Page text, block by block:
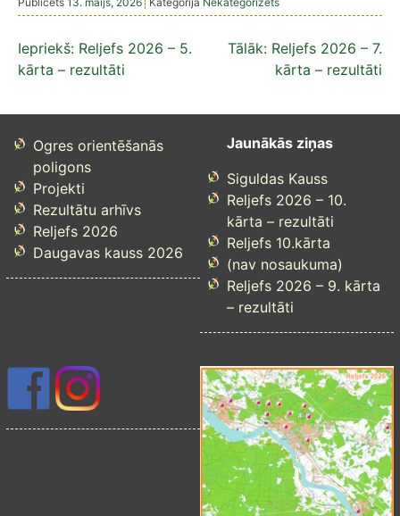
Ziņu
izvēlne
Iepriekš: Reljefs 2026 – 5.
kārta – rezultāti
Tālāk: Reljefs 2026 – 7.
kārta – rezultāti
Ogres orientēšanās
poligons
Projekti
Rezultātu arhīvs
Reljefs 2026
Daugavas kauss 2026
Jaunākās ziņas
Siguldas Kauss
Reljefs 2026 – 10.
kārta – rezultāti
Reljefs 10.kārta
(nav nosaukuma)
Reljefs 2026 – 9. kārta
– rezultāti